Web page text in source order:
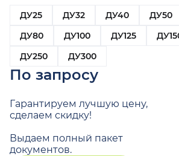
ДУ25
ДУ32 ДУ40 ДУ50
ДУ80
ДУ100 ДУ125
ДУ250
ДУ300
По запросу
Гарантируем лучшую цену,
сделаем скидку!
Выдаем полный пакет
документов.